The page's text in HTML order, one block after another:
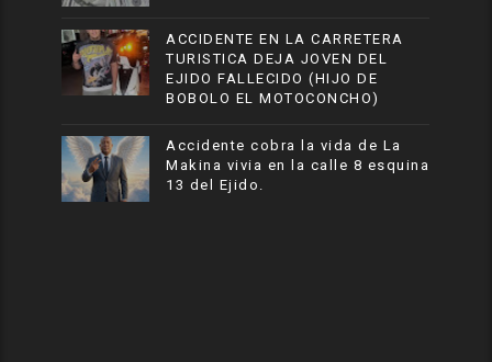
ACCIDENTE EN LA CARRETERA
TURISTICA DEJA JOVEN DEL
EJIDO FALLECIDO (HIJO DE
BOBOLO EL MOTOCONCHO)
Accidente cobra la vida de La
Makina vivia en la calle 8 esquina
13 del Ejido.